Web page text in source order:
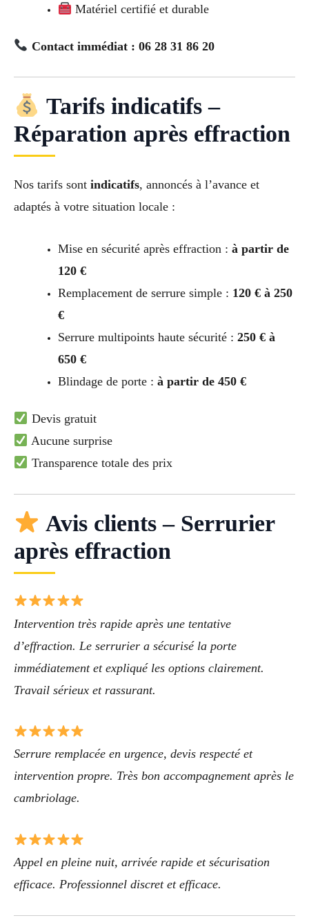
Matériel certifié et durable
Contact immédiat : 06 28 31 86 20
Tarifs indicatifs –
Réparation après effraction
Nos tarifs sont indicatifs, annoncés à l’avance et
adaptés à votre situation locale :
Mise en sécurité après effraction : à partir de
120 €
Remplacement de serrure simple : 120 € à 250
€
Serrure multipoints haute sécurité : 250 € à
650 €
Blindage de porte : à partir de 450 €
Devis gratuit
Aucune surprise
Transparence totale des prix
Avis clients – Serrurier
après effraction
Intervention très rapide après une tentative
d’effraction. Le serrurier a sécurisé la porte
immédiatement et expliqué les options clairement.
Travail sérieux et rassurant.
Serrure remplacée en urgence, devis respecté et
intervention propre. Très bon accompagnement après le
cambriolage.
Appel en pleine nuit, arrivée rapide et sécurisation
efficace. Professionnel discret et efficace.